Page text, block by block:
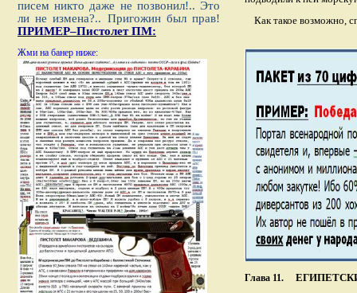
писем никто даже не позвонил!.. Это
ли не измена?.. Пригожин был прав!
ПРИМЕР–Пистолет ПМ:
Жми на банер ниже:
Как такое возможно,
Глава 11.